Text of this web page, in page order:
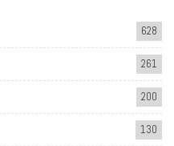
628
261
200
130